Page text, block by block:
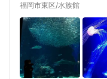
福岡市東区/水族館